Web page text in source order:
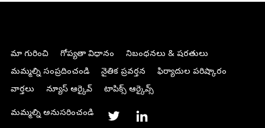
మా గురించి గోప్యతా విధానం
నిబంధనలు & షరతులు
మమ్మల్ని సంప్రదించండి
నైతిక ప్రవర్తన
ఫిర్యాదుల పరిష్కారం
వార్తలు
న్యూస్ ఆర్కైవ్ టాపిక్స్ ఆర్కైవ్స్
మమ్మల్ని అనుసరించండి